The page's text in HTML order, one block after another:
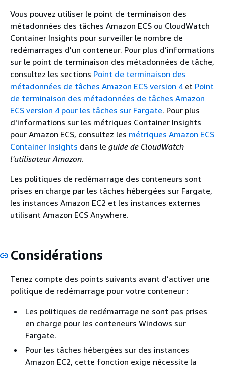
Vous pouvez utiliser le point de terminaison des
métadonnées des tâches Amazon ECS ou CloudWatch
Container Insights pour surveiller le nombre de
redémarrages d'un conteneur. Pour plus d’informations
sur le point de terminaison des métadonnées de tâche,
consultez les sections Point de terminaison des
métadonnées de tâches Amazon ECS version 4 et Point
de terminaison des métadonnées de tâches Amazon
ECS version 4 pour les tâches sur Fargate. Pour plus
d'informations sur les métriques Container Insights
pour Amazon ECS, consultez les métriques Amazon ECS
Container Insights dans le guide de CloudWatch
l'utilisateur Amazon.
Les politiques de redémarrage des conteneurs sont
prises en charge par les tâches hébergées sur Fargate,
les instances Amazon EC2 et les instances externes
utilisant Amazon ECS Anywhere.
Considérations
Tenez compte des points suivants avant d’activer une
politique de redémarrage pour votre conteneur :
Les politiques de redémarrage ne sont pas prises
en charge pour les conteneurs Windows sur
Fargate.
Pour les tâches hébergées sur des instances
Amazon EC2, cette fonction exige nécessite la